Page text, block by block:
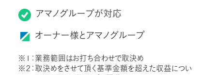
アマノグループが対応
オーナー様とアマノグループ
※１：業務範囲はお打ち合わせで取決め
※２：取決めをさせて頂く基準金額を超えた収益につい